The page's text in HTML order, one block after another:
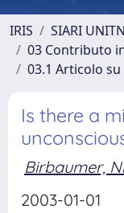
IRIS
SIARI UNITN
03 Contributo
03.1 Articolo
Is there a
Birbaumer,
2003-01-01